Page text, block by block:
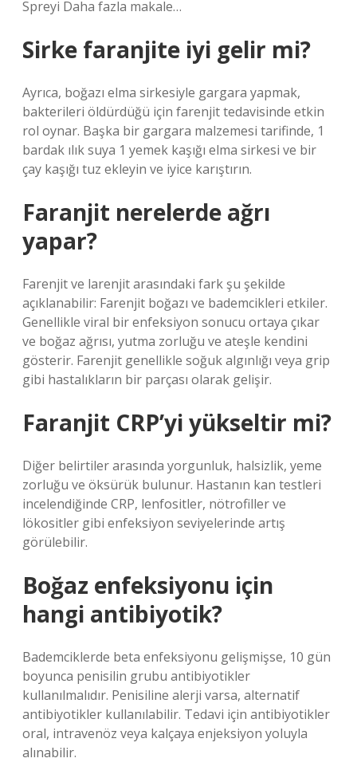
Spreyi Daha fazla makale…
Sirke faranjite iyi gelir mi?
Ayrıca, boğazı elma sirkesiyle gargara yapmak,
bakterileri öldürdüğü için farenjit tedavisinde etkin
rol oynar. Başka bir gargara malzemesi tarifinde, 1
bardak ılık suya 1 yemek kaşığı elma sirkesi ve bir
çay kaşığı tuz ekleyin ve iyice karıştırın.
Faranjit nerelerde ağrı
yapar?
Farenjit ve larenjit arasındaki fark şu şekilde
açıklanabilir: Farenjit boğazı ve bademcikleri etkiler.
Genellikle viral bir enfeksiyon sonucu ortaya çıkar
ve boğaz ağrısı, yutma zorluğu ve ateşle kendini
gösterir. Farenjit genellikle soğuk algınlığı veya grip
gibi hastalıkların bir parçası olarak gelişir.
Faranjit CRP’yi yükseltir mi?
Diğer belirtiler arasında yorgunluk, halsizlik, yeme
zorluğu ve öksürük bulunur. Hastanın kan testleri
incelendiğinde CRP, lenfositler, nötrofiller ve
lökositler gibi enfeksiyon seviyelerinde artış
görülebilir.
Boğaz enfeksiyonu için
hangi antibiyotik?
Bademciklerde beta enfeksiyonu gelişmişse, 10 gün
boyunca penisilin grubu antibiyotikler
kullanılmalıdır. Penisiline alerji varsa, alternatif
antibiyotikler kullanılabilir. Tedavi için antibiyotikler
oral, intravenöz veya kalçaya enjeksiyon yoluyla
alınabilir.